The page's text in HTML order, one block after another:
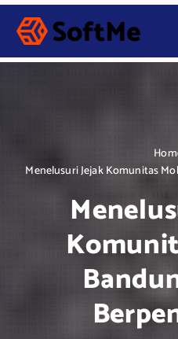
S
p
Menelusuri Jejak Komunitas